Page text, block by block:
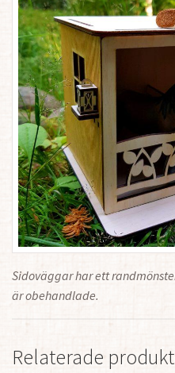
Sidoväggar har ett
är obehandlade.
Relaterade